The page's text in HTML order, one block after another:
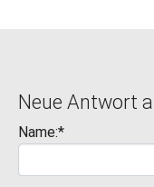
Neue Antwort
Name:*